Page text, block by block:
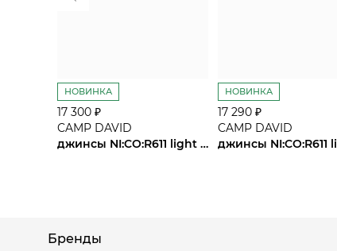
НОВИНКА
17 300 ₽
CAMP DAVID
джинсы NI:CO:R611 light blue used
НОВИНКА
17 290 ₽
CAMP DAVID
Бренды